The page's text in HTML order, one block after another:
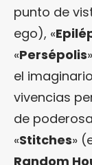
punto de
ego), «
«Persépolis
el
vivencias
de
«Stitches»
Random